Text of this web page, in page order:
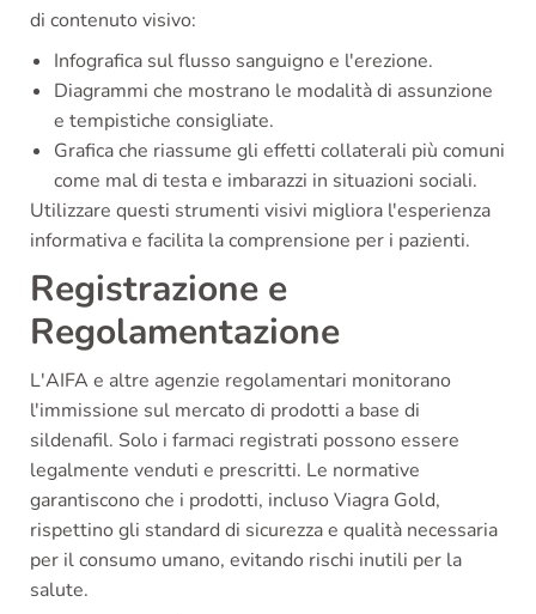
di contenuto visivo:
Infografica sul flusso sanguigno e l'erezione.
Diagrammi che mostrano le modalità di assunzione
e tempistiche consigliate.
Grafica che riassume gli effetti collaterali più comuni
come mal di testa e imbarazzi in situazioni sociali.
Utilizzare questi strumenti visivi migliora l'esperienza
informativa e facilita la comprensione per i pazienti.
Registrazione e
Regolamentazione
L'AIFA e altre agenzie regolamentari monitorano
l'immissione sul mercato di prodotti a base di
sildenafil. Solo i farmaci registrati possono essere
legalmente venduti e prescritti. Le normative
garantiscono che i prodotti, incluso Viagra Gold,
rispettino gli standard di sicurezza e qualità necessaria
per il consumo umano, evitando rischi inutili per la
salute.